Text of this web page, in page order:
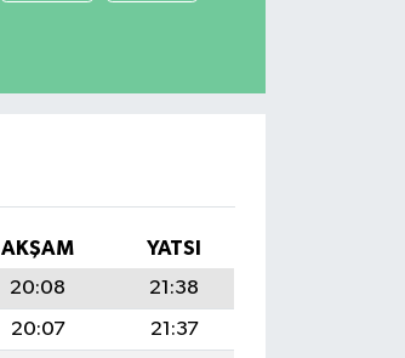
AKŞAM
YATSI
20:08
21:38
20:07
21:37